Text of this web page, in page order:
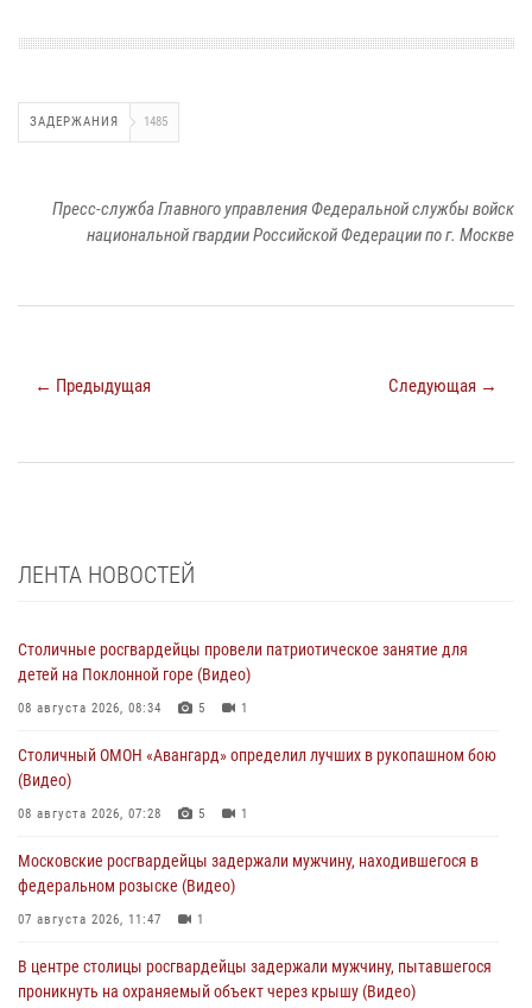
ЗАДЕРЖАНИЯ 1485
Пресс-служба Главного управления Федеральной службы войск
национальной гвардии Российской Федерации по г. Москве
← Предыдущая Следующая →
ЛЕНТА НОВОСТЕЙ
Столичные росгвардейцы провели патриотическое занятие для
детей на Поклонной горе (Видео)
08 августа 2026, 08:34 5 1
Столичный ОМОН «Авангард» определил лучших в рукопашном бою
(Видео)
08 августа 2026, 07:28 5 1
Московские росгвардейцы задержали мужчину, находившегося в
федеральном розыске (Видео)
07 августа 2026, 11:47 1
В центре столицы росгвардейцы задержали мужчину, пытавшегося
проникнуть на охраняемый объект через крышу (Видео)